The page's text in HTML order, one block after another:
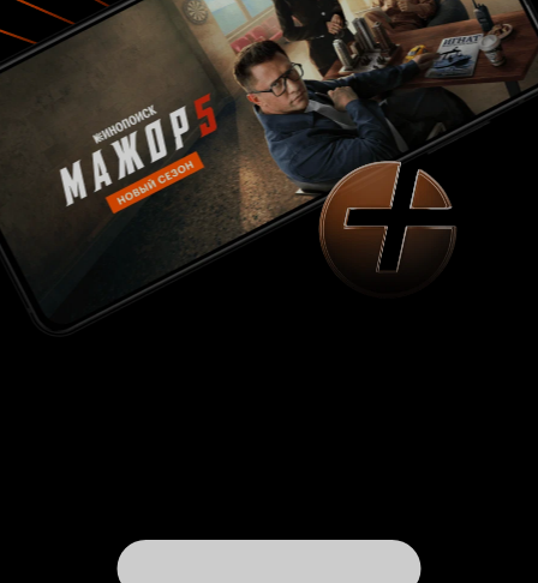
запахом аппетитной кукурузы. В свое время
картина «Поле чудес» была удостоена трех
номинаций на Оскар (в том числе как «лучший
фильм года») и собрала в американском
прокате более 60 миллионов $, однако затем
оказалась незаслуженно забыта современным
зрителем, но те, кому посчастливилось оценить
ленту, не забудут ее никогда, потому что
обаяние этого фильма не проходит с годами, и
к нему хочется возвращаться вновь и вновь, с
сожалением констатируя тот факт, что сейчас
фильмы подобные «Полю чудес» уже не
снимают и вряд ли когда-нибудь снимут. - А
рай существует? - О да! Это то место, где